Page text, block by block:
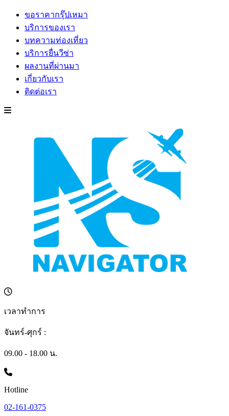
ขอราคากรุ๊ปเหมา
บริการของเรา
บทความท่องเที่ยว
บริการยื่นวีซ่า
ผลงานที่ผ่านมา
เกี่ยวกับเรา
ติดต่อเรา
เวลาทำการ
จันทร์-ศุกร์ :
09.00 - 18.00 น.
Hotline
02-161-0375